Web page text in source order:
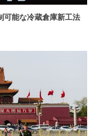
可能な冷蔵倉庫新工法